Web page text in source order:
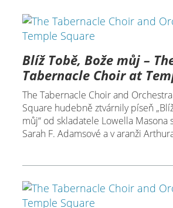
Blíž Tobě, Bože můj –
Tabernacle Choir at
The Tabernacle Choir and
Square hudebně ztvárnily píseň
můj“ od skladatele Lowella Masona
Sarah F. Adamsové a v aranži